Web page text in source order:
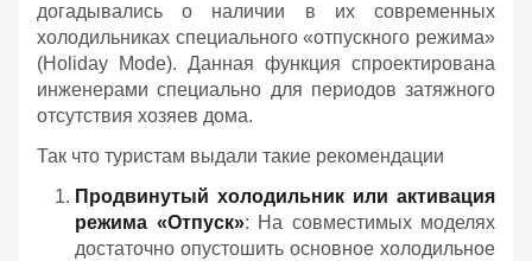
догадывались о наличии в их современных
холодильниках специального «отпускного режима»
(Holiday Mode). Данная функция спроектирована
инженерами специально для периодов затяжного
отсутствия хозяев дома.
Так что туристам выдали такие рекомендации
Продвинутый холодильник или активация
режима «Отпуск»: На совместимых моделях
достаточно опустошить основное холодильное